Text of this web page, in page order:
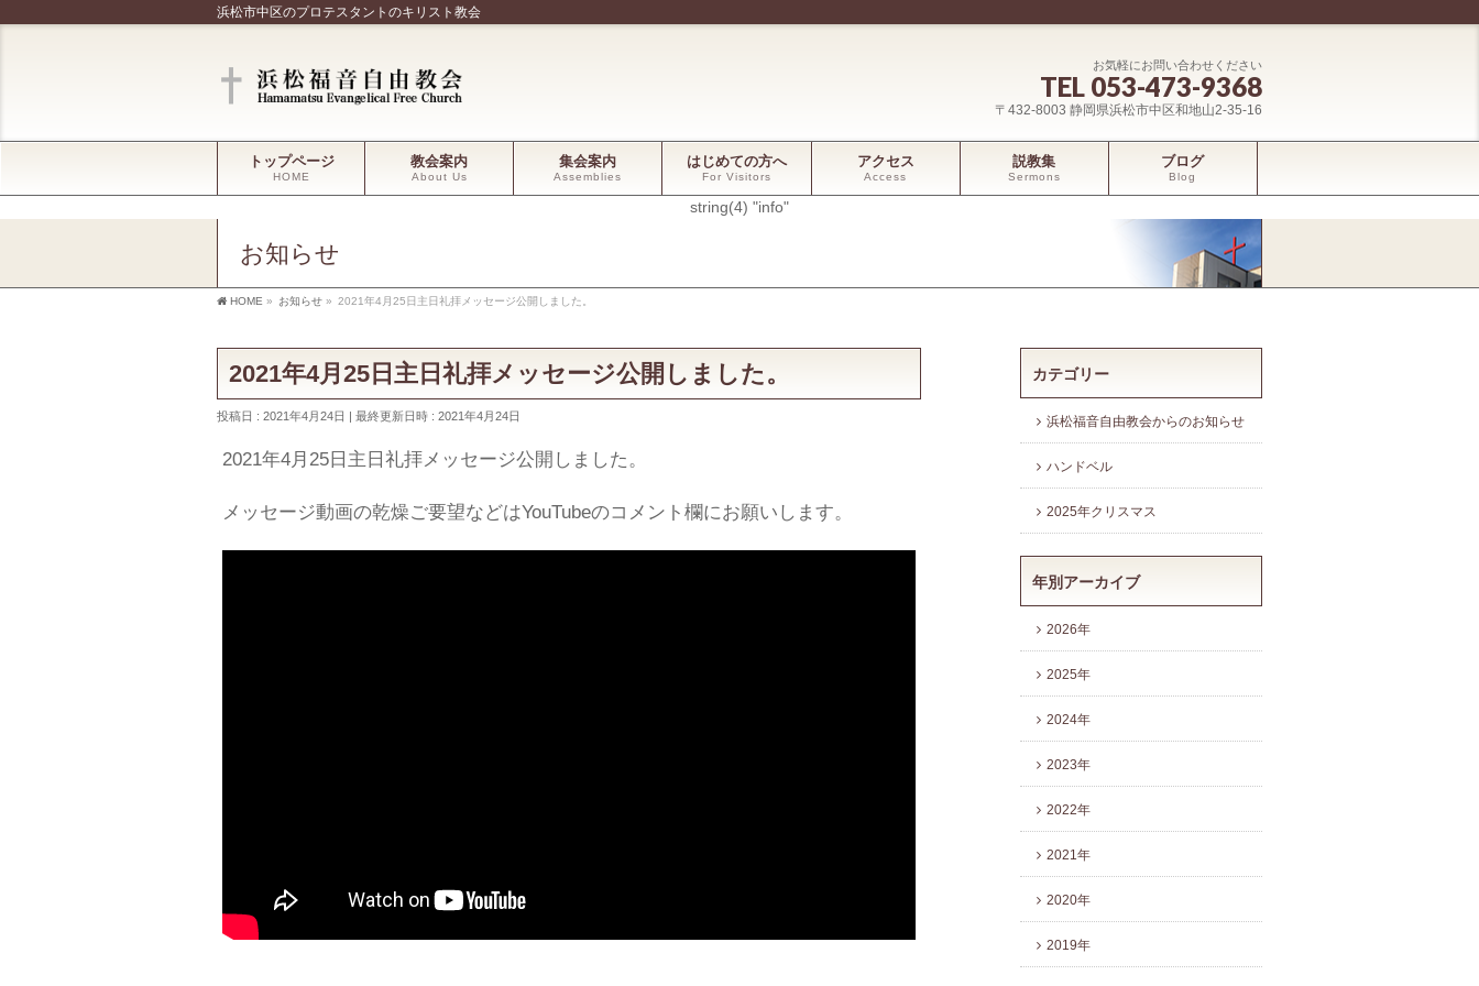
浜松市中区のプロテスタントのキリスト教会
お気軽にお問い合わせください
TEL 053-473-9368
〒432-8003 静岡県浜松市中区和地山2-35-16
トップページ
HOME
教会案内
About Us
集会案内
Assemblies
はじめての方へ
For Visitors
アクセス
Access
説教集
Sermons
ブログ
Blog
string(4) "info"
お知らせ
HOME » お知らせ » 2021年4月25日主日礼拝メッセージ公開しました。
2021年4月25日主日礼拝メッセージ公開しました。
投稿日 : 2021年4月24日 最終更新日時 : 2021年4月24日
2021年4月25日主日礼拝メッセージ公開しました。
メッセージ動画の乾燥ご要望などはYouTubeのコメント欄にお願いします。
カテゴリー
浜松福音自由教会からのお知らせ
ハンドベル
2025年クリスマス
年別アーカイブ
2026年
2025年
2024年
2023年
2022年
2021年
2020年
2019年